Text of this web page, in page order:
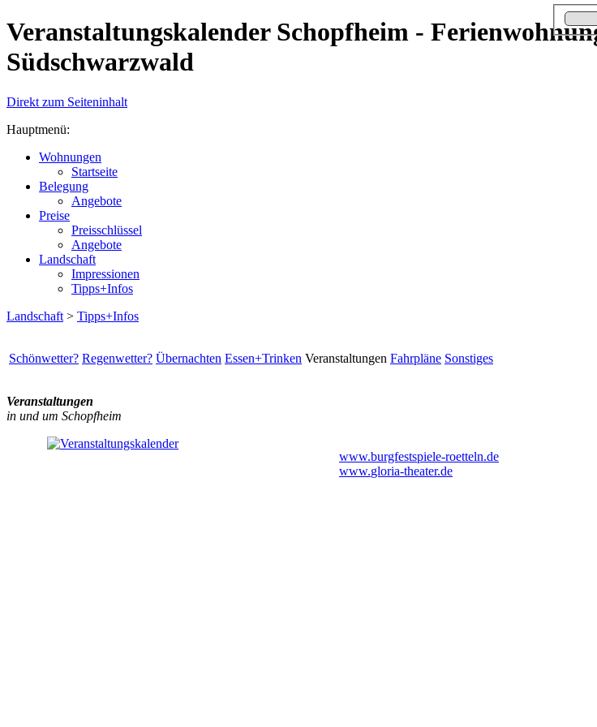
Veranstaltungskalender Schopfheim -
Südschwarzwald
Direkt zum Seiteninhalt
Hauptmenü:
Wohnungen
Startseite
Belegung
Angebote
Preise
Preisschlüssel
Angebote
Landschaft
Impressionen
Tipps+Infos
Landschaft > Tipps+Infos
Schönwetter? Regenwetter? Übernachten Essen+Trinken Veranstaltungen Fahrpläne Sonstiges
Veranstaltungen
in und um Schopfheim
www.burgfestspiele-roetteln.de
www.gloria-theater.de